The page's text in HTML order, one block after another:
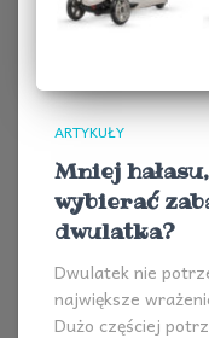
ARTYKUŁY
Mniej
wybierać
dwulatka?
Dwulatek nie
największe
Dużo częściej